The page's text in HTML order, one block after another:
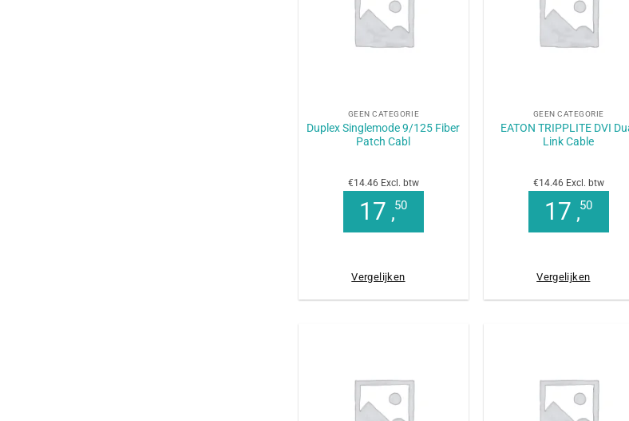
GEEN CATEGORIE
Duplex Singlemode 9/125 Fiber
Patch Cabl
€14.46 Excl. btw
17 ,50
Vergelijken
GEEN CATEGORIE
EATON TRIPPLITE DVI
Link Cable
€14.46 Excl. btw
17 ,50
Vergelijken